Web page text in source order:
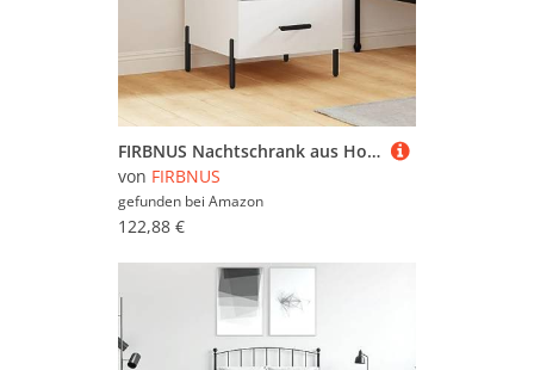
FIRBNUS Nachtschrank aus Holzwerkstoff Aufbewahrungsmöbel Trendige Seitenschrank Inneneinrichtung Klassisches Design Weiß 40x40x66 cm
von FIRBNUS
gefunden bei Amazon
122,88 €